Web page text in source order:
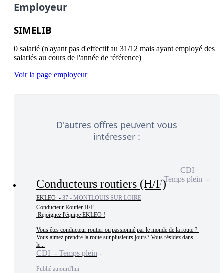
Employeur
SIMELIB
0 salarié (n'ayant pas d'effectif au 31/12 mais ayant employé des
salariés au cours de l'année de référence)
Voir la page employeur
D'autres offres peuvent vous
intéresser :
Conducteurs routiers (H/F)
EKLEO - 37 - MONTLOUIS SUR LOIRE
Conducteur Routier H/F
Vous êtes conducteur routier ou passionné par le monde de la route ?
Vous aimez prendre la route sur plusieurs jours? Vous résidez dans
le...
CDI - Temps plein
Publié aujourd'hui
CDI
Temps plein